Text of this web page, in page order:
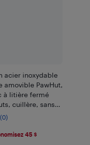
acier inoxydable
amovible PawHut,
à litière fermé
cuillère, sans
antifuite
(0)
45 $